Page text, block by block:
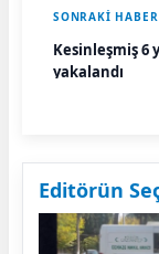
SONRAKI HABER
Kesinleşmiş 6
yakalandı
Editörün